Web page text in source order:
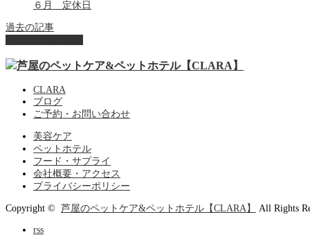
６月 定休日
過去の記事
CLARA
ブログ
ご予約・お問い合わせ
美容ケア
ペットホテル
フード・サプライ
会社概要・アクセス
プライバシーポリシー
Copyright © 芦屋のペットケア&ペットホテル【CLARA】 All Rights
rss